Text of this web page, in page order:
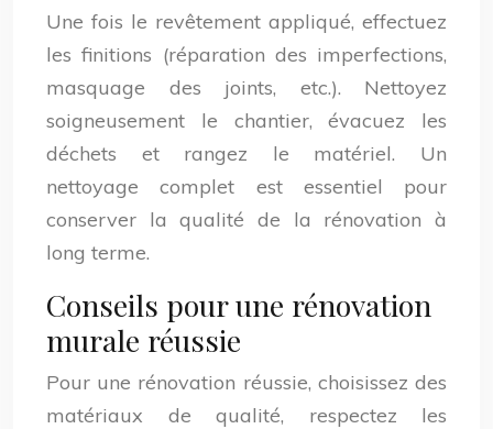
Une fois le revêtement appliqué, effectuez
les finitions (réparation des imperfections,
masquage des joints, etc.). Nettoyez
soigneusement le chantier, évacuez les
déchets et rangez le matériel. Un
nettoyage complet est essentiel pour
conserver la qualité de la rénovation à
long terme.
Conseils pour une rénovation
murale réussie
Pour une rénovation réussie, choisissez des
matériaux de qualité, respectez les